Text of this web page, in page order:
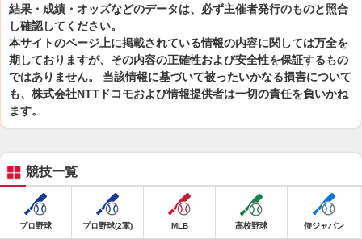
結果・成績・オッズなどのデータは、必ず主催者発行のものと照合
し確認してください。
本サイトのページ上に掲載されている情報の内容に関しては万全を
期しておりますが、その内容の正確性および安全性を保証するもの
ではありません。 当該情報に基づいて被ったいかなる損害について
も、株式会社NTTドコモおよび情報提供者は一切の責任を負いかね
ます。
競技一覧
プロ野球 プロ野球(2軍) MLB 高校野球 侍ジャパン